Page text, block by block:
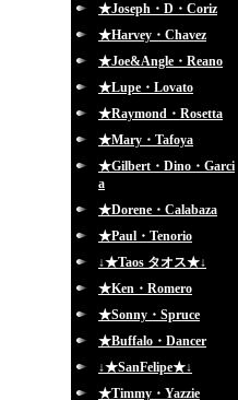
★Joseph・D・Coriz
★Harvey・Chavez
★Joe&Angle・Reano
★Lupe・Lovato
★Raymond・Rosetta
★Mary・Tafoya
★Gilbert・Dino・Garci
a
★Dorene・Calabaza
★Paul・Tenorio
↓★Taos タオス★↓
★Ken・Romero
★Sonny・Spruce
★Buffalo・Dancer
↓★SanFelipe★↓
★Timmy・Yazzie